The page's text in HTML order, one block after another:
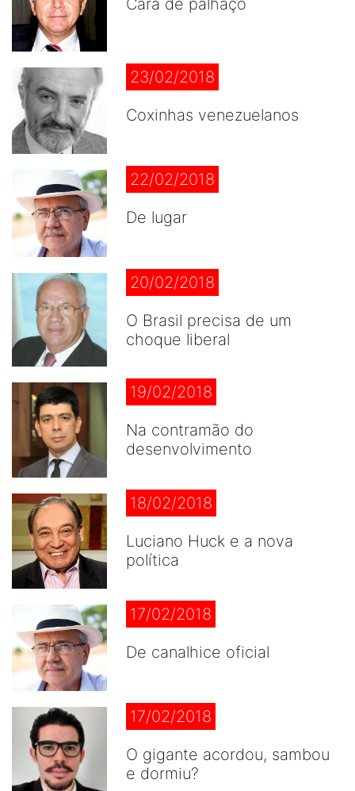
23/02/2018
Coxinhas venezuelanos
22/02/2018
De lugar
20/02/2018
O Brasil precisa de um
choque liberal
19/02/2018
Na contramão do
desenvolvimento
18/02/2018
Luciano Huck e a nova
política
17/02/2018
De canalhice oficial
17/02/2018
O gigante acordou, sambou
e dormiu?